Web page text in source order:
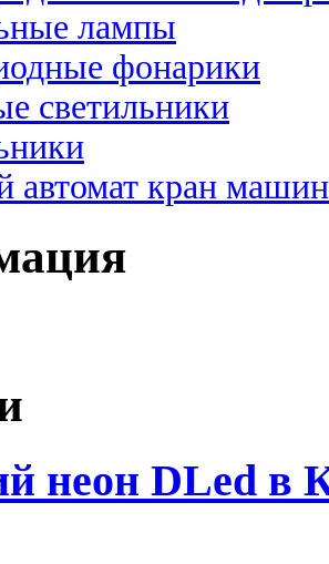
лампы
фонарики
светильники
автомат кран
неон DLed в